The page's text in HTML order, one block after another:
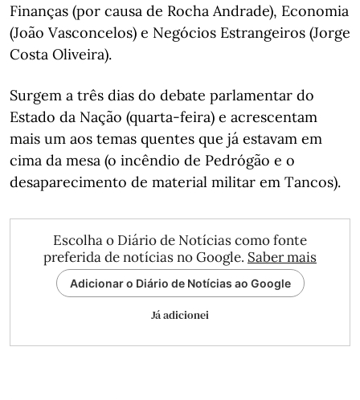
Finanças (por causa de Rocha Andrade), Economia
(João Vasconcelos) e Negócios Estrangeiros (Jorge
Costa Oliveira).
Surgem a três dias do debate parlamentar do
Estado da Nação (quarta-feira) e acrescentam
mais um aos temas quentes que já estavam em
cima da mesa (o incêndio de Pedrógão e o
desaparecimento de material militar em Tancos).
Escolha o Diário de Notícias como fonte
preferida de notícias no Google. Saber mais
Adicionar o Diário de Notícias ao Google
Já adicionei